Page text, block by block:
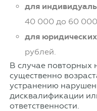
для
40 000 до 60
для
рублей.
В случае
существенно
устранению
дисквалификации
ответственности.